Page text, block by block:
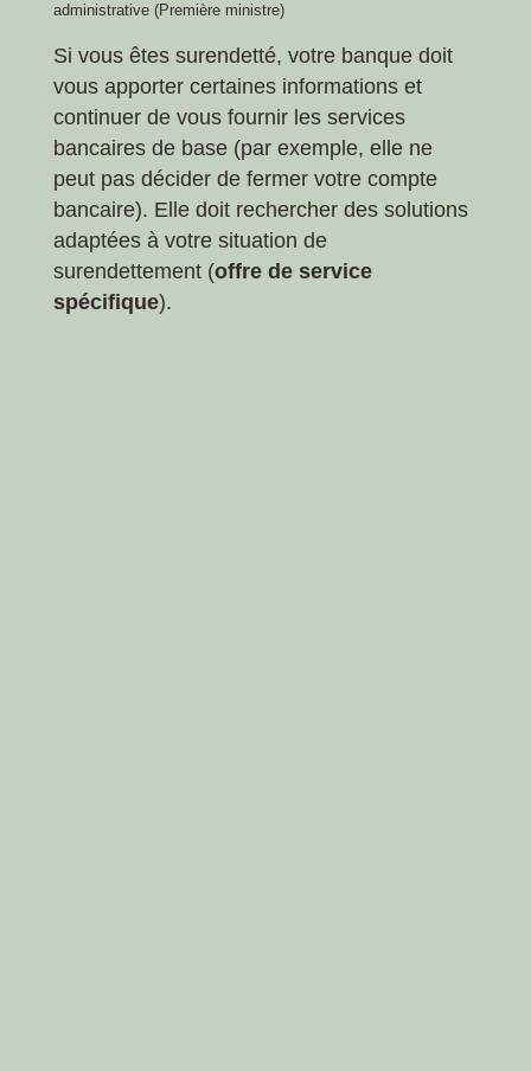
administrative (Première ministre)
Si vous êtes surendetté, votre banque doit
vous apporter certaines informations et
continuer de vous fournir les services
bancaires de base (par exemple, elle ne
peut pas décider de fermer votre compte
bancaire). Elle doit rechercher des solutions
adaptées à votre situation de
surendettement (offre de service
spécifique).